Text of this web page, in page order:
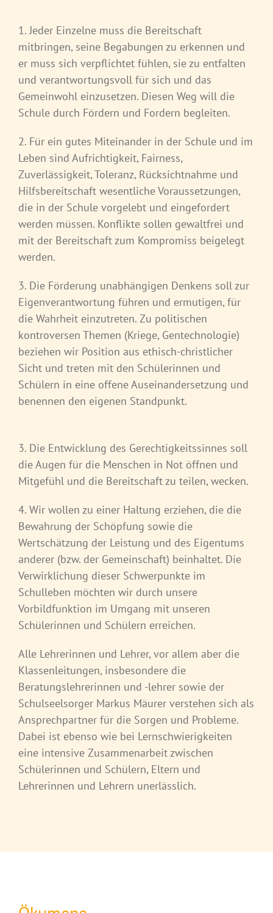
1. Jeder Einzelne muss die Bereitschaft
mitbringen, seine Begabungen zu erkennen und
er muss sich verpflichtet fühlen, sie zu entfalten
und verantwortungsvoll für sich und das
Gemeinwohl einzusetzen. Diesen Weg will die
Schule durch Fördern und Fordern begleiten.
2. Für ein gutes Miteinander in der Schule und im
Leben sind Aufrichtigkeit, Fairness,
Zuverlässigkeit, Toleranz, Rücksichtnahme und
Hilfsbereitschaft wesentliche Voraussetzungen,
die in der Schule vorgelebt und eingefordert
werden müssen. Konflikte sollen gewaltfrei und
mit der Bereitschaft zum Kompromiss beigelegt
werden.
3. Die Förderung unabhängigen Denkens soll zur
Eigenverantwortung führen und ermutigen, für
die Wahrheit einzutreten. Zu politischen
kontroversen Themen (Kriege, Gentechnologie)
beziehen wir Position aus ethisch-christlicher
Sicht und treten mit den Schülerinnen und
Schülern in eine offene Auseinandersetzung und
benennen den eigenen Standpunkt.
3. Die Entwicklung des Gerechtigkeitssinnes soll
die Augen für die Menschen in Not öffnen und
Mitgefühl und die Bereitschaft zu teilen, wecken.
4. Wir wollen zu einer Haltung erziehen, die die
Bewahrung der Schöpfung sowie die
Wertschätzung der Leistung und des Eigentums
anderer (bzw. der Gemeinschaft) beinhaltet. Die
Verwirklichung dieser Schwerpunkte im
Schulleben möchten wir durch unsere
Vorbildfunktion im Umgang mit unseren
Schülerinnen und Schülern erreichen.
Alle Lehrerinnen und Lehrer, vor allem aber die
Klassenleitungen, insbesondere die
Beratungslehrerinnen und -lehrer sowie der
Schulseelsorger Markus Mäurer verstehen sich als
Ansprechpartner für die Sorgen und Probleme.
Dabei ist ebenso wie bei Lernschwierigkeiten
eine intensive Zusammenarbeit zwischen
Schülerinnen und Schülern, Eltern und
Lehrerinnen und Lehrern unerlässlich.